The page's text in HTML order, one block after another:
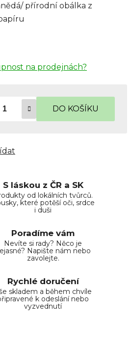
přírodní obálka z
na prodejnách?
DO KOŠÍKU
S láskou z ČR a SK
od lokálních tvůrců.
které potěší oči, srdce
i duši
Poradíme vám
Nevíte si rady? Něco je
Napište nám nebo
zavolejte.
Rychlé doručení
skladem a během chvíle
k odeslání nebo
vyzvednutí